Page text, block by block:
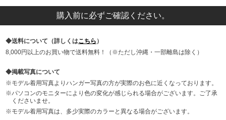
購入前に必ずご確認ください。
送料について（詳しくはこちら ）
8,000円以上のお買い物で送料無料！（※ただし沖縄・一部離島は除く）
掲載写真について
モデル着用写真よりハンガー写真の方が実際のお色に近くなっております。
パソコンのモニターにより色の変化が感じられる場合がございます。ご了承
くださいませ。
モデル着用写真は、多少実際のカラーと異なる場合がございます。